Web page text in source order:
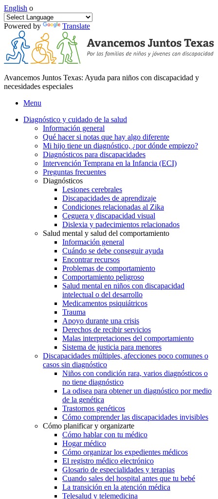
English o
Powered by Translate
Avancemos Juntos Texas: Ayuda para niños con discapacidad y
necesidades especiales
Menu
Diagnóstico y cuidado de la salud
Información general
Qué hacer si notas que hay algo diferente
Mi hijo tiene un diagnóstico, ¿por dónde empiezo?
Diagnósticos para discapacidades
Intervención Temprana en la Infancia (ECI)
Preguntas frecuentes
Diagnósticos
Lesiones cerebrales
Discapacidades de aprendizaje
Condiciones relacionadas al Zika
Ceguera y discapacidad visual
Dislexia y padecimientos relacionados
Salud mental y salud del comportamiento
Información general
Cuándo se debe conseguir ayuda
Encontrar recursos
Problemas de comportamiento
Comportamiento peligroso
Salud mental en niños con discapacidad
intelectual o del desarrollo
Medicamentos psiquiátricos
Trauma
Apoyo durante una crisis
Derechos de recibir servicios
Malas interpretaciones del comportamiento
Sistema de justicia para menores
Discapacidades múltiples, afecciones poco comunes o
casos sin diagnóstico
Niños con condición rara, varios diagnósticos o
no tiene diagnóstico
La odisea para obtener un diagnóstico por medio
de la genética
Trastornos genéticos
Cómo comprender las discapacidades invisibles
Cómo planificar y organizarte
Cómo hablar con tu médico
Hogar médico
Cómo organizar los expedientes médicos
El registro médico electrónico
Glosario de especialidades y terapias
Cuando sales del hospital antes que tu bebé
La transición en la atención médica
Telesalud y telemedicina